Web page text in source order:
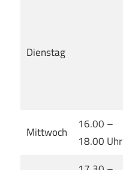
Dienstag
Mittwoch
16.00 –
18.00 Uhr